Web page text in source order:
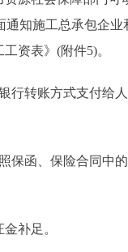
通知施工总承包企业
资表》(附件5)。
行转账方式支付给
保函、保险合同中
补足。